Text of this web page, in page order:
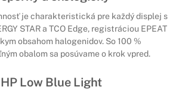
je charakteristická pre každý displej s
STAR a TCO Edge, registráciou EPEAT
obsahom halogenidov. So 100 %
obalom sa posúvame o krok vpred.
HP Low Blue Light